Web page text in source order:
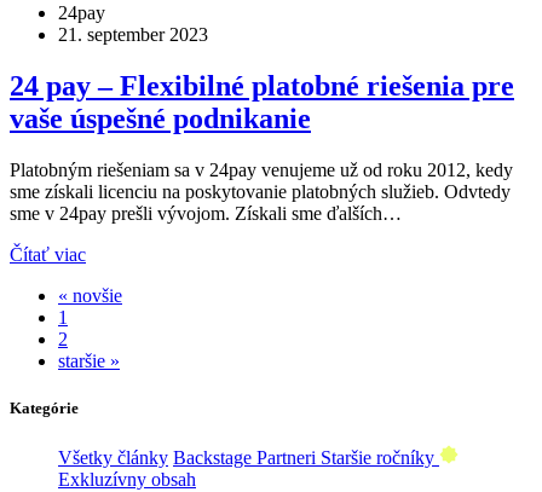
24pay
21. september 2023
24 pay – Flexibilné platobné riešenia pre
vaše úspešné podnikanie
Platobným riešeniam sa v 24pay venujeme už od roku 2012, kedy
sme získali licenciu na poskytovanie platobných služieb. Odvtedy
sme v 24pay prešli vývojom. Získali sme ďalších…
Čítať viac
« novšie
1
2
staršie »
Kategórie
Všetky články Backstage Partneri Staršie ročníky
Exkluzívny obsah